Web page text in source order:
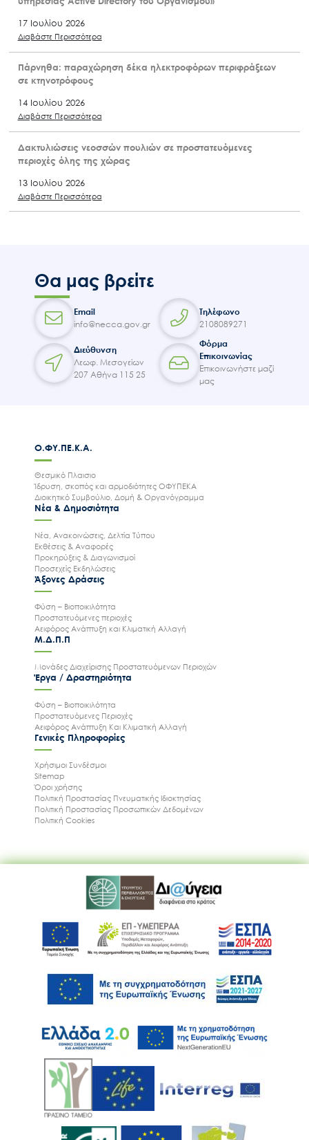
Ακολουθήστε μας
17 Ιουλίου 2026
Διαβάστε Περισσότερα
Πάρνηθα: παραχώρηση δέκα ηλεκτροφόρων περιφράξεων
σε κτηνοτρόφους
14 Ιουλίου 2026
Διαβάστε Περισσότερα
Δακτυλιώσεις νεοσσών πουλιών σε προστατευόμενες
περιοχές όλης της χώρας
13 Ιουλίου 2026
Διαβάστε Περισσότερα
Θα μας βρείτε
Email
info@necca.gov.gr
Τηλέφωνο
2108089271
Διεύθυνση
Λεωφ. Μεσογείων
207 Αθήνα 115 25
Φόρμα
Επικοινωνίας
Επικοινωνήστε μαζί
μας
Ο.ΦΥ.ΠΕ.Κ.Α.
Θεσμικό Πλαισιο
Ίδρυση, σκοπός και αρμοδιότητες ΟΦΥΠΕΚΑ
Διοικητικό Συμβούλιο, Δομή & Οργανόγραμμα
Νέα & Δημοσιότητα
Νέα, Ανακοινώσεις, Δελτία Τύπου
Εκθέσεις & Αναφορές
Προκηρύξεις & Διαγωνισμοί
Προσεχείς Εκδηλώσεις
Άξονες Δράσεις
Φύση – Βιοποικιλότητα
Προστατευόμενες περιοχές
Αειφόρος Ανάπτυξη και Κλιματική Αλλαγή
Μ.Δ.Π.Π
Μονάδες Διαχείρισης Προστατευόμενων Περιοχών
Έργα / Δραστηριότητα
Φύση – Βιοποικιλότητα
Προστατευόμενες Περιοχές
Αειφόρος Ανάπτυξη Και Κλιματική Αλλαγή
Γενικές Πληροφορίες
Χρήσιμοι Συνδέσμοι
Sitemap
Όροι χρήσης
Πολιτική Προστασίας Πνευματικής Ιδιοκτησίας
Πολιτική Προστασίας Προσωπικών Δεδομένων
Πολιτική Cookies